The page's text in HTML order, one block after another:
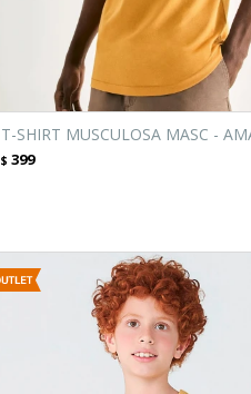
T-SHIRT MUSCULOSA MASC -
$ 399